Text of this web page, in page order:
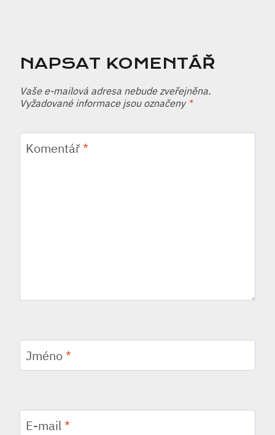
NAPSAT KOMENTÁŘ
Vaše e-mailová adresa nebude zveřejněna.
Vyžadované informace jsou označeny *
Komentář*
Jméno *
E-mail *